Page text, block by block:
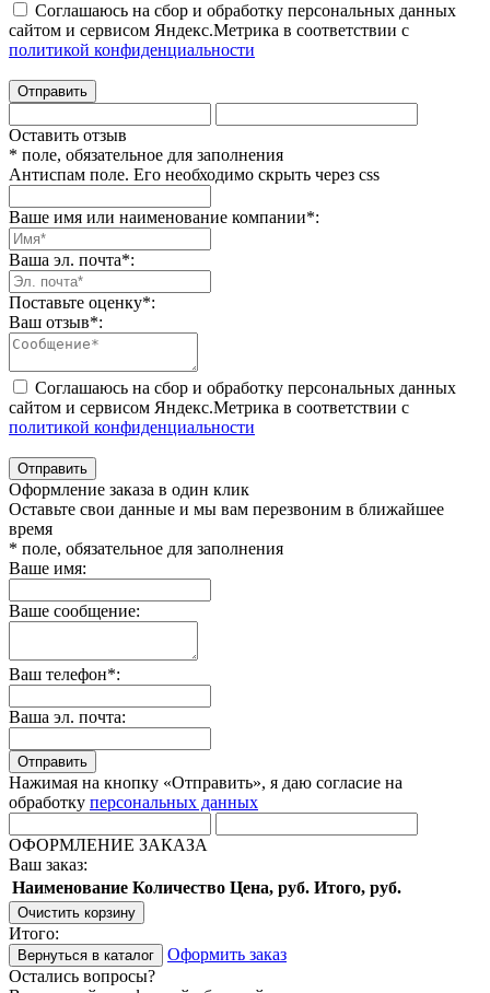
Соглашаюсь на сбор и обработку персональных данных
сайтом и сервисом Яндекс.Метрика в соответствии с
политикой конфиденциальности
Отправить
Оставить отзыв
* поле, обязательное для заполнения
Антиспам поле. Его необходимо скрыть через css
Ваше имя или наименование компании*:
Ваша эл. почта*:
Поставьте оценку*:
Ваш отзыв*:
Соглашаюсь на сбор и обработку персональных данных
сайтом и сервисом Яндекс.Метрика в соответствии с
политикой конфиденциальности
Отправить
Оформление заказа в один клик
Оставьте свои данные и мы вам перезвоним в ближайшее
время
* поле, обязательное для заполнения
Ваше имя:
Ваше сообщение:
Ваш телефон*:
Ваша эл. почта:
Отправить
Нажимая на кнопку «Отправить», я даю согласие на
обработку персональных данных
ОФОРМЛЕНИЕ ЗАКАЗА
Ваш заказ:
Наименование Количество Цена, руб. Итого, руб.
Очистить корзину
Итого:
Вернуться в каталог
Оформить заказ
Остались вопросы?